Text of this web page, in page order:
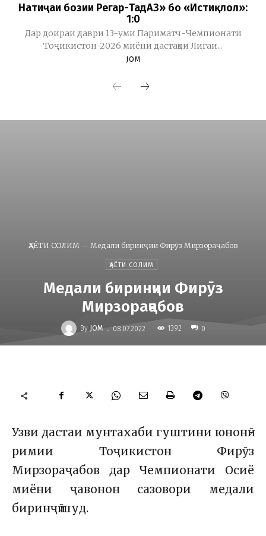
Натиҷаи бозии Регар-ТадАЗ» бо «Истиқлол»:
1:0
Дар доираи даври 13-уми Париматч-Чемпионати
Тоҷикистон-2026 миёни дастаҳои Лигаи...
JOM